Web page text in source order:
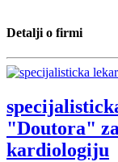
Detalji o firmi
"Doutora"
kardiologiju